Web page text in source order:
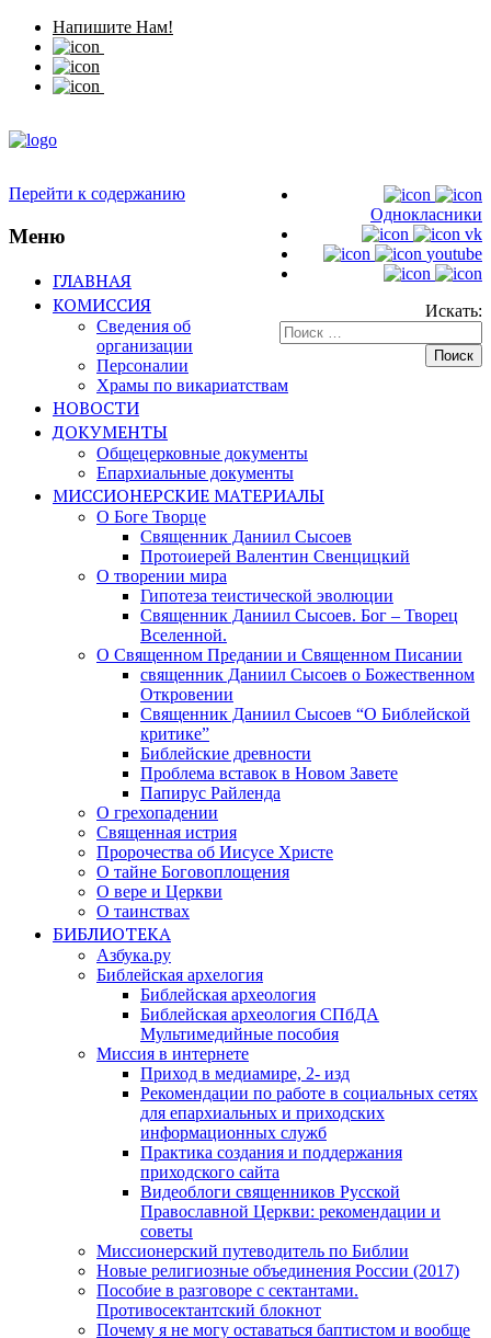
Напишите Нам!
Однокласники
vk
youtube
Искать:
Перейти к содержанию
Меню
ГЛАВНАЯ
КОМИССИЯ
Сведения об
организации
Персоналии
Храмы по викариатствам
НОВОСТИ
ДОКУМЕНТЫ
Общецерковные документы
Епархиальные документы
МИССИОНЕРСКИЕ МАТЕРИАЛЫ
О Боге Творце
Священник Даниил Сысоев
Протоиерей Валентин Свенцицкий
О творении мира
Гипотеза теистической эволюции
Священник Даниил Сысоев. Бог – Творец
Вселенной.
О Священном Предании и Священном Писании
священник Даниил Сысоев о Божественном
Откровении
Священник Даниил Сысоев “О Библейской
критике”
Библейские древности
Проблема вставок в Новом Завете
Папирус Райленда
О грехопадении
Священная истрия
Пророчества об Иисусе Христе
О тайне Боговоплощения
О вере и Церкви
О таинствах
БИБЛИОТЕКА
Азбука.ру
Библейская архелогия
Библейская археология
Библейская археология СПбДА
Мультимедийные пособия
Миссия в интернете
Приход в медиамире, 2- изд
Рекомендации по работе в социальных сетях
для епархиальных и приходских
информационных служб
Практика создания и поддержания
приходского сайта
Видеоблоги священников Русской
Православной Церкви: рекомендации и
советы
Миссионерский путеводитель по Библии
Новые религиозные объединения России (2017)
Пособие в разговоре с сектантами.
Противосектантский блокнот
Почему я не могу оставаться баптистом и вообще